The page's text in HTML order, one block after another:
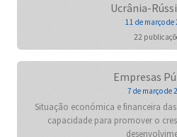
Ucrânia-
11 de março de
22
Empresas
7 de março de
Situação económica e financeira
capacidade para promover o